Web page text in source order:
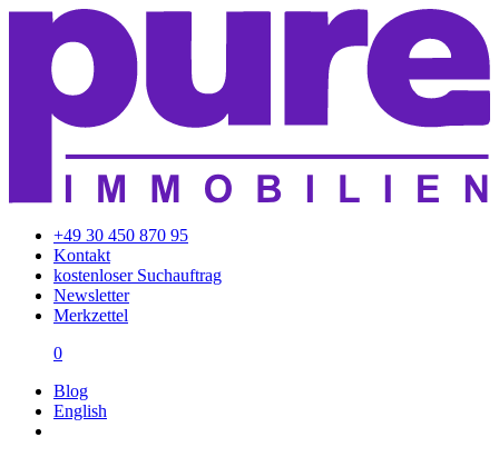
+49 30 450 870 95
Kontakt
kostenloser Suchauftrag
Newsletter
Merkzettel
0
Blog
English